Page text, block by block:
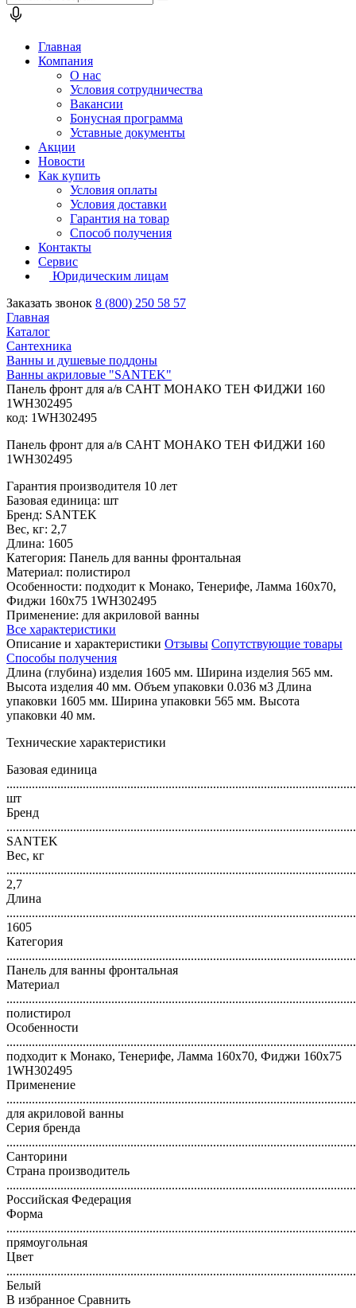
Главная
Компания
О нас
Условия сотрудничества
Вакансии
Бонусная программа
Уставные документы
Акции
Новости
Как купить
Условия оплаты
Условия доставки
Гарантия на товар
Способ получения
Контакты
Сервис
Юридическим лицам
Заказать звонок 8 (800) 250 58 57
Главная
Каталог
Сантехника
Ванны и душевые поддоны
Ванны акриловые "SANTEK"
Панель фронт для а/в САНТ МОНАКО ТЕН ФИДЖИ 160
1WH302495
код: 1WH302495
Панель фронт для а/в САНТ МОНАКО ТЕН ФИДЖИ 160
1WH302495
Гарантия производителя 10 лет
Базовая единица: шт
Бренд: SANTEK
Вес, кг: 2,7
Длина: 1605
Категория: Панель для ванны фронтальная
Материал: полистирол
Особенности: подходит к Монако, Тенерифе, Ламма 160х70,
Фиджи 160х75 1WH302495
Применение: для акриловой ванны
Все характеристики
Описание и характеристики Отзывы Сопутствующие товары
Способы получения
Длина (глубина) изделия 1605 мм. Ширина изделия 565 мм.
Высота изделия 40 мм. Объем упаковки 0.036 м3 Длина
упаковки 1605 мм. Ширина упаковки 565 мм. Высота
упаковки 40 мм.
Технические характеристики
Базовая единица
шт
Бренд
SANTEK
Вес, кг
2,7
Длина
1605
Категория
Панель для ванны фронтальная
Материал
полистирол
Особенности
подходит к Монако, Тенерифе, Ламма 160х70, Фиджи 160х75
1WH302495
Применение
для акриловой ванны
Серия бренда
Санторини
Страна производитель
Российская Федерация
Форма
прямоугольная
Цвет
Белый
В избранное Сравнить